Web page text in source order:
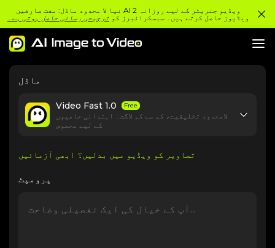
نیا لا محدود ماڈل: مفت صارفین AI ویڈیو جنریٹر کے لیے روزانہ 2
ویڈیوز حاصل کرتے ہیں۔ سبسکرائبرز کو ترجیحی رسائی حاصل ہوتی ہے۔
ماڈل
Video Fast 1.0 Free
لامحدود تخلیقیت، کم سے کم لاگت۔ ابتدائی حامیوں
کے لیے مخصوص
تصاویر کو ویڈیو میں بدلیں؟ ابھی آزمائیں
پرومپٹ